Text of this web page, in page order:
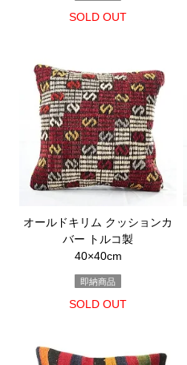
SOLD OUT
オールドキリム クッションカ
バー トルコ製
40×40cm
即納商品
SOLD OUT